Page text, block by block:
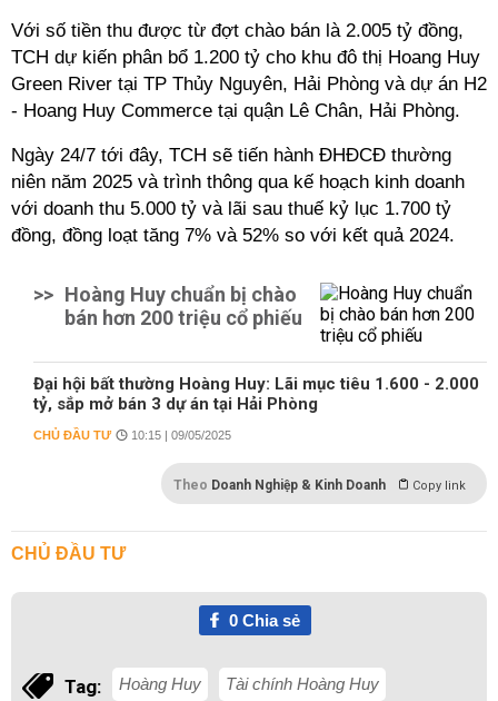
Với số tiền thu được từ đợt chào bán là 2.005 tỷ đồng,
TCH dự kiến phân bổ 1.200 tỷ cho khu đô thị Hoang Huy
Green River tại TP Thủy Nguyên, Hải Phòng và dự án H2
- Hoang Huy Commerce tại quận Lê Chân, Hải Phòng.
Ngày 24/7 tới đây, TCH sẽ tiến hành ĐHĐCĐ thường
niên năm 2025 và trình thông qua kế hoạch kinh doanh
với doanh thu 5.000 tỷ và lãi sau thuế kỷ lục 1.700 tỷ
đồng, đồng loạt tăng 7% và 52% so với kết quả 2024.
>> Hoàng Huy chuẩn bị chào
bán hơn 200 triệu cổ phiếu
Đại hội bất thường Hoàng Huy: Lãi mục tiêu 1.600 - 2.000
tỷ, sắp mở bán 3 dự án tại Hải Phòng
CHỦ ĐẦU TƯ 10:15 | 09/05/2025
Theo Doanh Nghiệp & Kinh Doanh Copy link
CHỦ ĐẦU TƯ
0Chia sẻ
Tag: Hoàng Huy Tài chính Hoàng Huy